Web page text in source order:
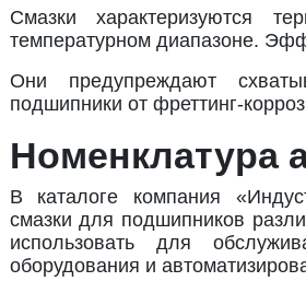
Смазки характеризуются
температурном диапазоне.
Они предупреждают
подшипники от фреттинг-
Номенклатура
В каталоге компания
смазки для подшипников
использовать для
оборудования и